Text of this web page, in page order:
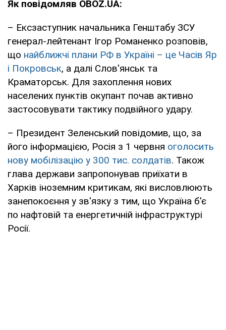
Як повідомляв OBOZ.UA:
– Ексзаступник начальника Генштабу ЗСУ
генерал-лейтенант Ігор Романенко розповів,
що найближчі плани РФ в Україні – це Часів Яр
і Покровськ, а далі Слов'янськ та
Краматорськ. Для захоплення нових
населених пунктів окупант почав активно
застосовувати тактику подвійного удару.
– Президент Зеленський повідомив, що, за
його інформацією, Росія з 1 червня оголосить
нову мобілізацію у 300 тис. солдатів. Також
глава держави запропонував приїхати в
Харків іноземним критикам, які висловлюють
занепокоєння у зв'язку з тим, що Україна б'є
по нафтовій та енергетичній інфраструктурі
Росії.